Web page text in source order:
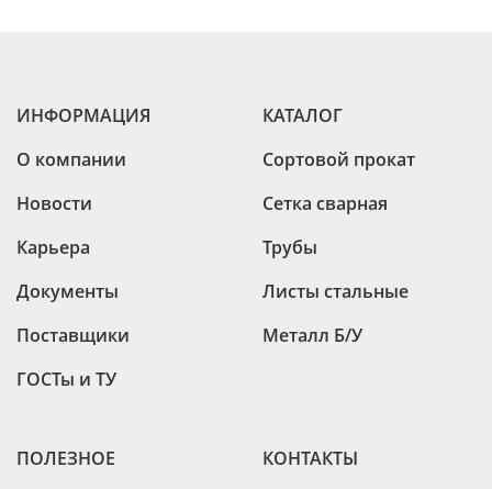
ИНФОРМАЦИЯ
О компании
Новости
Карьера
Документы
Поставщики
ГОСТы и ТУ
КАТАЛОГ
Сортовой прокат
Сетка сварная
Трубы
Листы стальные
Металл Б/У
ПОЛЕЗНОЕ
КОНТАКТЫ